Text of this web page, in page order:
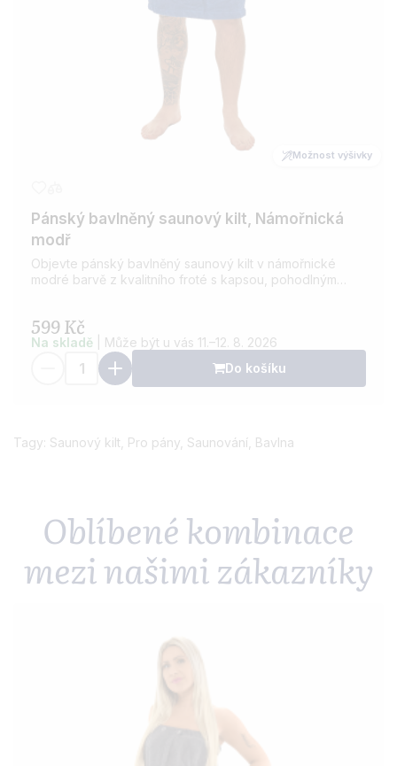
Možnost výšivky
Pánský bavlněný saunový kilt, Námořnická
modř
Objevte pánský bavlněný saunový kilt v námořnické
modré barvě z kvalitního froté s kapsou, pohodlným
599 Kč
Na skladě
| Může být u vás 11.–12. 8. 2026
Do košíku
Tagy: Saunový kilt Pro pány Saunování Bavlna
Oblíbené kombinace
mezi našimi zákazníky